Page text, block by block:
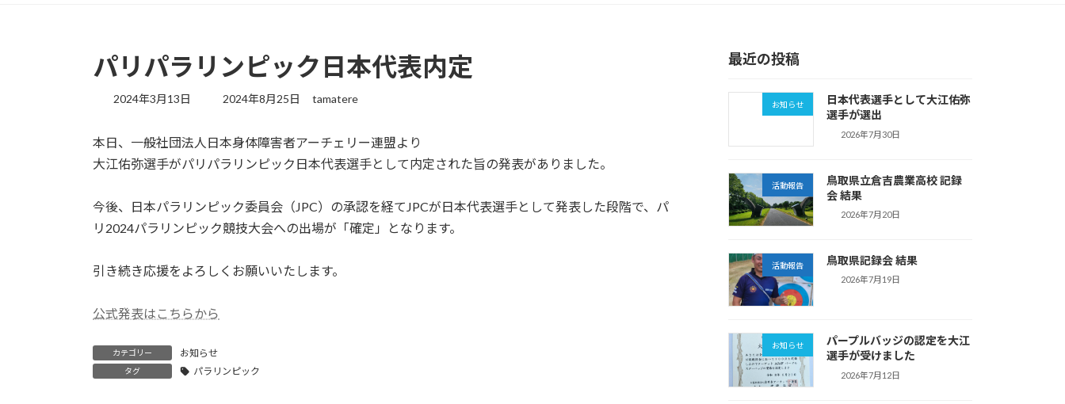
パリパラリンピック日本代表内定
2024年3月13日
最
新
日
2024年8月25日 tamatere
本日、一般社団法人日本身体障害者アーチェリー連盟より
大江佑弥選手がパリパラリンピック日本代表選手として内定された旨の発表がありました。
今後、日本パラリンピック委員会（JPC）の承認を経てJPCが日本代表選手として発表した段階で、パ
リ2024パラリンピック競技大会への出場が「確定」となります。
引き続き応援をよろしくお願いいたします。
公式発表はこちらから
カテゴリー お知らせ
タグ パラリンピック
最近の投稿
お知らせ
日本代表選手として大江佑弥
選手が選出
2026年7月30日
活動報告
鳥取県立倉吉農業高校 記録
会 結果
2026年7月20日
活動報告 鳥取県記録会 結果
2026年7月19日
お知らせ
パープルバッジの認定を大江
選手が受けました
2026年7月12日